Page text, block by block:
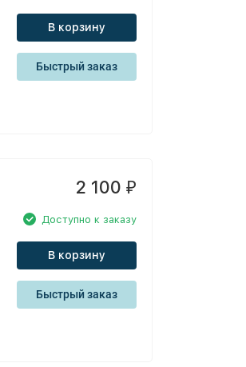
В корзину
Быстрый заказ
2 100 ₽
Доступно к заказу
В корзину
Быстрый заказ